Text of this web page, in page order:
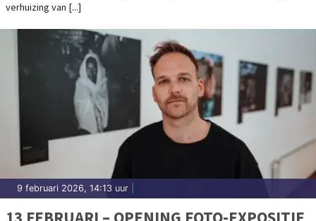
verhuizing van [...]
9 februari 2026, 14:13 uur